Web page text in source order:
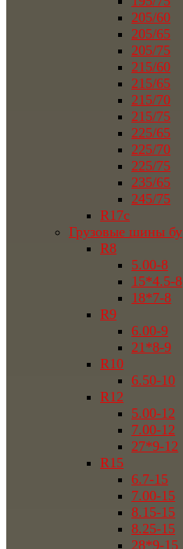
205/60
205/65
205/75
215/60
215/65
215/70
215/75
225/65
225/70
225/75
235/65
245/75
R17c
Грузовые шины бу
R8
5.00-8
15*4.5-8
18*7-8
R9
6.00-9
21*8-9
R10
6.50-10
R12
5.00-12
7.00-12
27*9-12
R15
6.7-15
7.00-15
8.15-15
8.25-15
28*9-15